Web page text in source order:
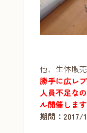
他、 生体販
勝手に広レ
人員不足な
ル開催しま
期間：2017/